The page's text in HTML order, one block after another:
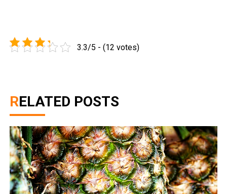
3.3/5 - (12 votes)
RELATED POSTS